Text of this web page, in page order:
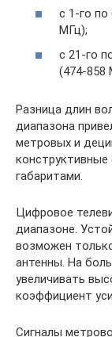
с 1-го
МГц);
с 21-го
(474-858
Разница длин
диапазона
метровых и
габаритами.
Цифровое
диапазоне.
возможен
антенны. На
увеличивать
коэффициент
Сигналы